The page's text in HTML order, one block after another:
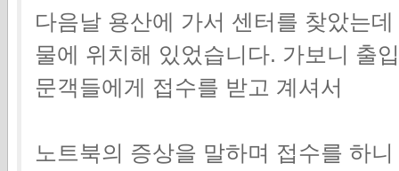
다음날 용산에 가서 센터를 찾았는
물에 위치해 있었습니다. 가보니 출
문객들에게 접수를 받고 계셔서
노트북의 증상을 말하며 접수를 하